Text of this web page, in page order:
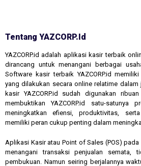
Tentang YAZCORP.id
YAZCORP.id adalah aplikasi kasir terbaik
dirancang untuk menangani berbagai
Software kasir terbaik YAZCORP.id
yang dilakukan secara online relatime dalam
kasir YAZCORP.id sudah digunakan
membuktikan YAZCORP.id satu-satunya
meningkatkan efiensi, produktivitas,
memiliki peran cukup penting dalam
Aplikasi Kasir atau Point of Sales (POS)
menangani transaksi penjualan semata,
pembukuan. Namun seiring berjalannya